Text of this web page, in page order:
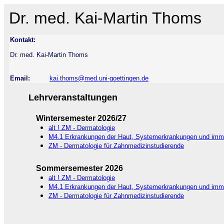
Dr. med. Kai-Martin Thoms
Kontakt:
Dr. med. Kai-Martin Thoms
Email: kai.thoms@med.uni-goettingen.de
Lehrveranstaltungen
Wintersemester 2026/27
alt ! ZM - Dermatologie
M4.1 Erkrankungen der Haut, Systemerkrankungen und
ZM - Dermatologie für Zahnmedizinstudierende
Sommersemester 2026
alt ! ZM - Dermatologie
M4.1 Erkrankungen der Haut, Systemerkrankungen und
ZM - Dermatologie für Zahnmedizinstudierende